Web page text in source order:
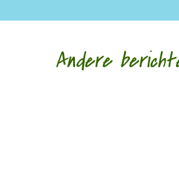
Andere